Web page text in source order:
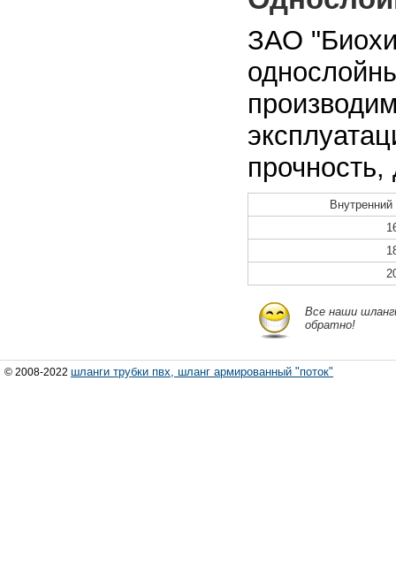
ЗАО
прочность,
Все наши
обратно!
© 2008-2022 шланги трубки пвх, шланг армированный "поток"